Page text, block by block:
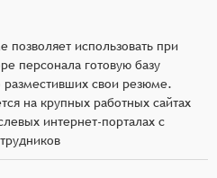
использовать при
персонала готовую базу
разместивших свои резюме.
на крупных работных сайтах
интернет-порталах с